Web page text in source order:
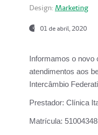
Design: Marketing
01 de abril, 2020
Informamos o
atendimentos aos
Intercâmbio
Prestador: Clínica
Matrícula: